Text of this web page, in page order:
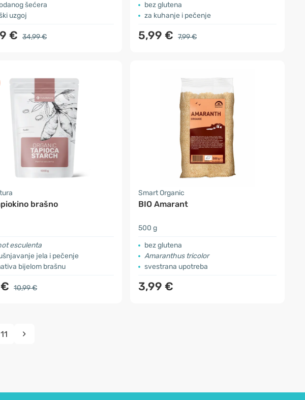
šećera
uzgoj
€ 34,99 €
bez glutena
za kuhanje i pečenje
5,99 € 7,99 €
brašno
esculenta
jela i pečenje
bijelom brašnu
10,99 €
Smart Organic
BIO Amarant
500 g
bez glutena
Amaranthus tricolor
svestrana upotreba
3,99 €
11